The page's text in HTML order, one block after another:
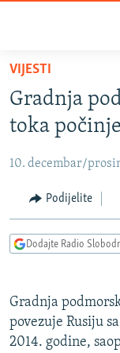
Pređite
glavni
sadržaj
na
navigaciju
Pređite
na
VIJESTI
BOSNA I
KOSOVO
CRNA GORA
VIDEO
INFOGRAFIKE
PODCASTI
KINA NA BALKANU
RSE PRIČE IZ
VIJESTI
Gradnja
toka
10. decembar/
Podijelite
Dodajte Radio
Gradnja
povezuje Rusiju
2014. godine,